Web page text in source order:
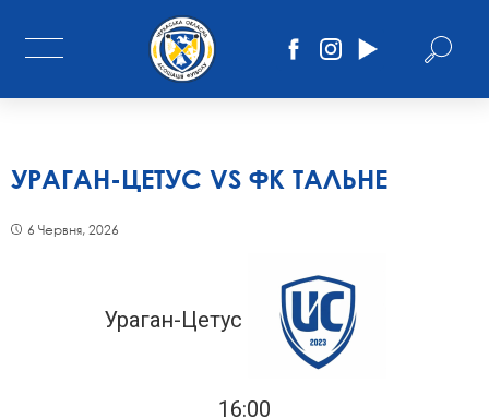
УРАГАН-ЦЕТУС VS ФК ТАЛЬНЕ
6 Червня, 2026
Ураган-Цетус
16:00